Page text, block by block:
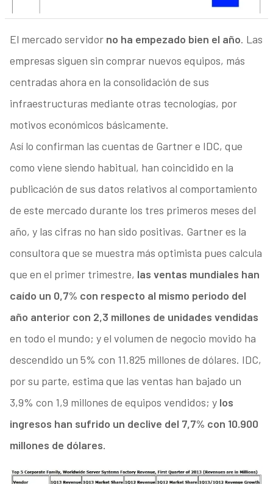
El mercado servidor no ha empezado bien el año. Las
empresas siguen sin comprar nuevos equipos, más
centradas ahora en la consolidación de sus
infraestructuras mediante otras tecnologías, por
motivos económicos básicamente.
Así lo confirman las cuentas de Gartner e IDC, que
como viene siendo habitual, han coincidido en la
publicación de sus datos relativos al comportamiento
de este mercado durante los tres primeros meses del
año, y las cifras no han sido positivas. Gartner es la
consultora que se muestra más optimista pues calcula
que en el primer trimestre, las ventas mundiales han
caído un 0,7% con respecto al mismo periodo del
año anterior con 2,3 millones de unidades vendidas
en todo el mundo; y el volumen de negocio movido ha
descendido un 5% con 11.825 millones de dólares. IDC,
por su parte, estima que las ventas han bajado un
3,9% con 1,9 millones de equipos vendidos; y los
ingresos han sufrido un declive del 7,7% con 10.900
millones de dólares.